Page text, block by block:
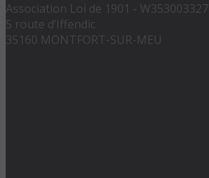
Association Loi de 1901 - W353003327
5 route d’Iffendic
35160 MONTFORT-SUR-MEU